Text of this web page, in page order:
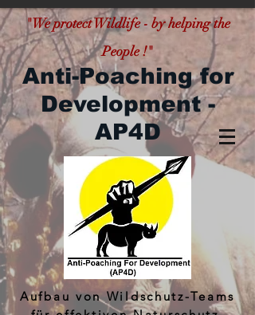
"We protect Wildlife - by helping the
People !"
Anti-Poaching for
Development -
AP4D
Aufbau von Wildschutz-Teams